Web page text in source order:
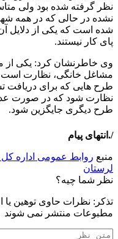
نظر گرفته شده بود ولی
نشده در حالی که در همه
شده است که یکی از دلایل آن
پای کار نیستند.
وی خاطرنشان کرد: یکی از
مشاغل خانگی، نظارت است
طرح هایی که برای
نظارت شود که در صورت عدم
طرح دیگری جایگزین شود.
/.انتهای پیام
منبع روابط عمومی اداره کل
لرستان
نظر شما چیه؟
تذكر: نظرات حاوی توهين يا
مطبوعات منتشر نمی شوند